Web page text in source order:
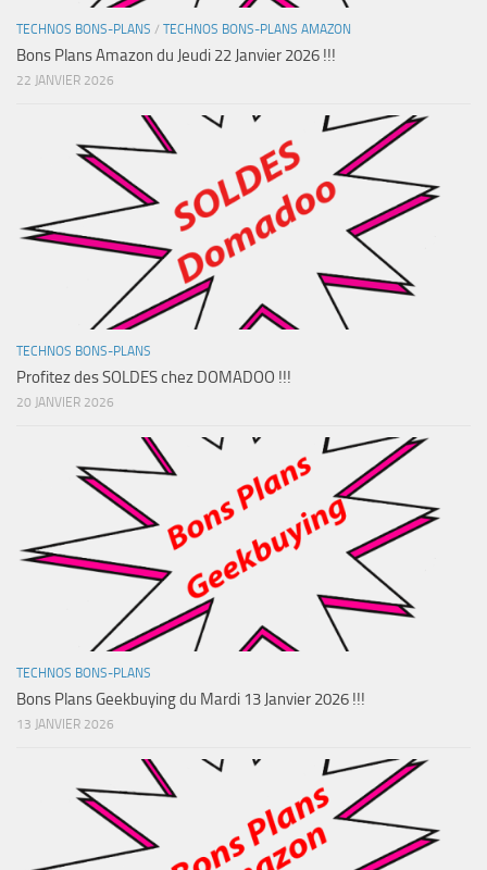
TECHNOS BONS-PLANS / TECHNOS BONS-PLANS AMAZON
Bons Plans Amazon du Jeudi 22 Janvier 2026 !!!
22 JANVIER 2026
TECHNOS BONS-PLANS
Profitez des SOLDES chez DOMADOO !!!
20 JANVIER 2026
TECHNOS BONS-PLANS
Bons Plans Geekbuying du Mardi 13 Janvier 2026 !!!
13 JANVIER 2026